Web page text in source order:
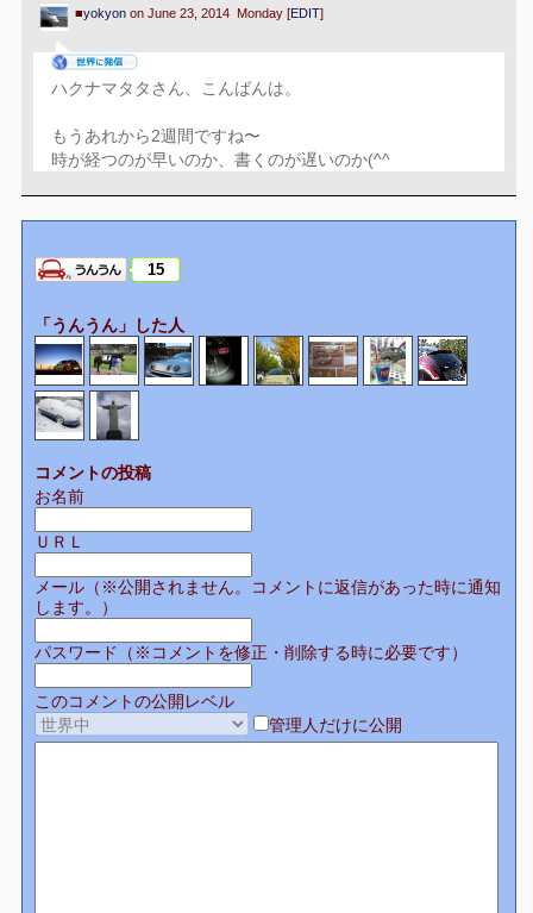
■yokyonon June 23, 2014 Monday [EDIT]
ハクナマタタさん、こんばんは。
もうあれから2週間ですね〜
時が経つのが早いのか、書くのが遅いのか(^^ゞ
15
「うんうん」した人
コメントの投稿
お名前
ＵＲＬ
メール（※公開されません。コメントに返信があった時に通知
します。）
パスワード（※コメントを修正・削除する時に必要です）
このコメントの公開レベル
管理人だけに公開